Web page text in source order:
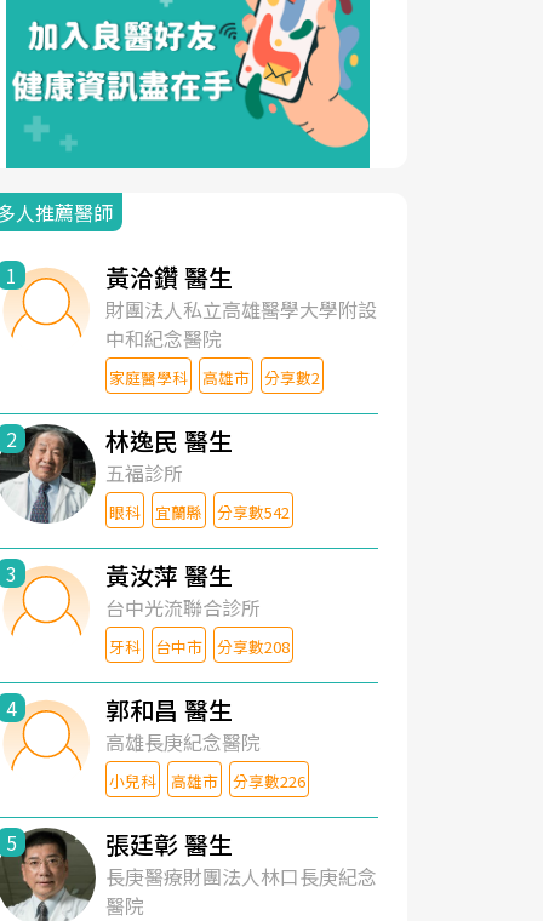
人推薦醫師
1 黃洽鑽 醫生
財團法人私立高雄醫學大學附設
中和紀念醫院
家庭醫學科 高雄市 分享數2
2 林逸民 醫生
五福診所
眼科 宜蘭縣 分享數542
3 黃汝萍 醫生
台中光流聯合診所
牙科 台中市 分享數208
4 郭和昌 醫生
高雄長庚紀念醫院
小兒科 高雄市 分享數226
5 張廷彰 醫生
長庚醫療財團法人林口長庚紀念
醫院